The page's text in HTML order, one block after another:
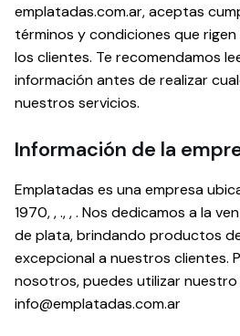
emplatadas.com.ar, aceptas
términos y condiciones que
los clientes. Te recomendamos
información antes de realizar
nuestros servicios.
Información de la
Emplatadas es una empresa
1970, , ., , . Nos dedicamos a la
de plata, brindando productos
excepcional a nuestros clientes.
nosotros, puedes utilizar
info@emplatadas.com.ar